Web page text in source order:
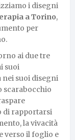
i disegni
a Torino,
per
ai due tre
suoi
suoi disegni
scarabocchio
di rapportarsi
la vivacità
verso il foglio e